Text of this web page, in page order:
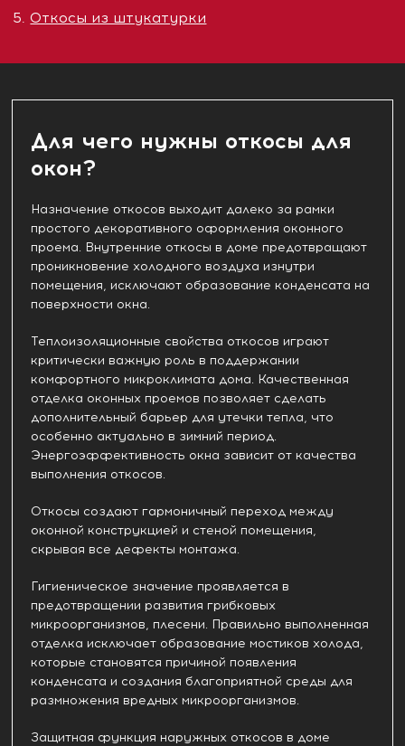
Откосы из штукатурки
Для чего нужны откосы для
окон?
Назначение откосов выходит далеко за рамки
простого декоративного оформления оконного
проема. Внутренние откосы в доме предотвращают
проникновение холодного воздуха изнутри
помещения, исключают образование конденсата на
поверхности окна.
Теплоизоляционные свойства откосов играют
критически важную роль в поддержании
комфортного микроклимата дома. Качественная
отделка оконных проемов позволяет сделать
дополнительный барьер для утечки тепла, что
особенно актуально в зимний период.
Энергоэффективность окна зависит от качества
выполнения откосов.
Откосы создают гармоничный переход между
оконной конструкцией и стеной помещения,
скрывая все дефекты монтажа.
Гигиеническое значение проявляется в
предотвращении развития грибковых
микроорганизмов, плесени. Правильно выполненная
отделка исключает образование мостиков холода,
которые становятся причиной появления
конденсата и создания благоприятной среды для
размножения вредных микроорганизмов.
Защитная функция наружных откосов в доме